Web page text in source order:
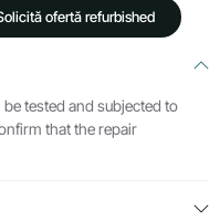
ofertă refurbished
tested and subjected to
that the repair